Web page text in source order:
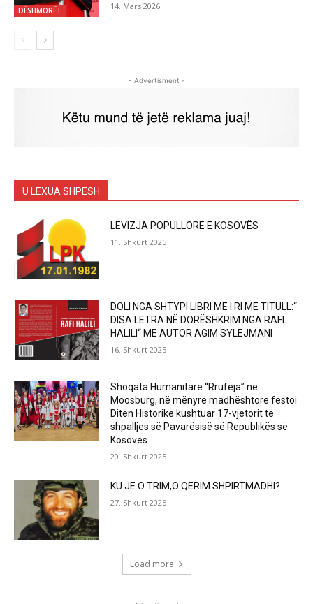
DËSHMORËT 14. Mars 2026
- Advertisment -
U LEXUA SHPESH
LËVIZJA POPULLORE E KOSOVËS
11. Shkurt 2025
DOLI NGA SHTYPI LIBRI MË I RI ME TITULL:“
DISA LETRA NË DORËSHKRIM NGA RAFI
HALILI“ ME AUTOR AGIM SYLEJMANI
16. Shkurt 2025
Shoqata Humanitare “Rrufeja” në
Moosburg, në mënyrë madhështore festoi
Ditën Historike kushtuar 17-vjetorit të
shpalljes së Pavarësisë së Republikës së
Kosovës.
20. Shkurt 2025
KU JE O TRIM,O QERIM SHPIRTMADHI?
27. Shkurt 2025
Load more